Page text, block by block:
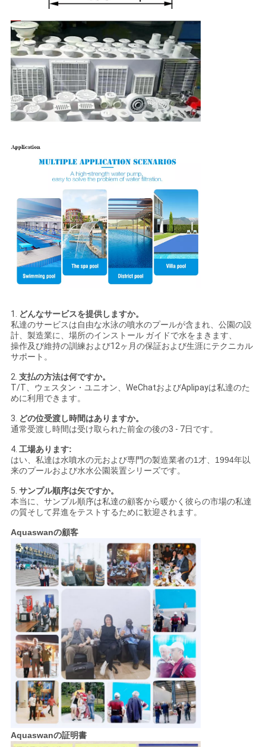
1. どんなサービスを提供しますか。
私達のサービスは自由な水泳の噴水のプールが含まれ、公園の設
計、製造業に、場所のインストール ガイドで水をまきます、
操作及び維持の訓練および12ヶ月の保証および生涯にテクニカル
サポート。
2. 支払の方法は何ですか。
T/T、ウェスタン・ユニオン、WeChatおよびAplipayは私達のた
めに利用できます。
3. どの位受渡し時間はありますか。
通常受渡し時間は受け取られた前金の後の3 - 7日です。
4. 工場あります:
はい、 私達は水噴水の元および専門の製造業者の1才、1994年以
来のプールおよび水水公園装置シリーズです。
5. サンプル順序は矢ですか。
本当に、サンプル順序は私達の顧客から暖かく彼らの市場の私達
の質そして昇進をテストするために歓迎されます。
Aquaswanの顧客
Aquaswanの証明書